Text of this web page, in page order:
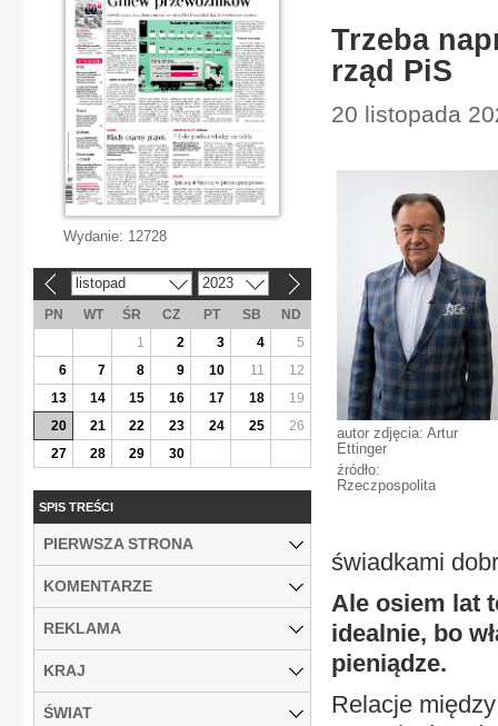
Trzeba
rząd PiS
20 listopada
autor zdjęcia: Artur
Ettinger
źródło:
Rzeczpospolita
świadkami
Ale osiem lat
idealnie, bo
pieniądze.
Relacje
Wydanie: 12728
listopad 2023
PN WT ŚR CZ PT SB
ND
1
2 3 4
5
6
7 8 9 10 11
12
13
14 15 16 17 18
19
20
21 22 23 24 25
26
27
28 29 30
SPIS TREŚCI
PIERWSZA STRONA
KOMENTARZE
REKLAMA
KRAJ
ŚWIAT